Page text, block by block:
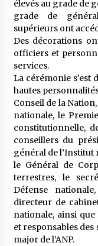
élevés au grade de
grade de
supérieurs ont
Des décorations
officiers et
services.
La cérémonie s’est
hautes
Conseil de la
nationale, le
constitutionnelle,
conseillers du
général de l’Institut
le Général de
terrestres, le
Défense
directeur de
nationale, ainsi
et responsables des
major de l’ANP.